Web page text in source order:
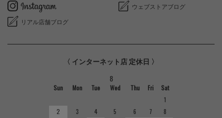
ウェブストアブログ
リアル店舗ブログ
〈 インターネット店 定休日 〉
8
Sun Mon Tue Wed Thu Fri
Sat
1
2
3 4 5 6 7
8